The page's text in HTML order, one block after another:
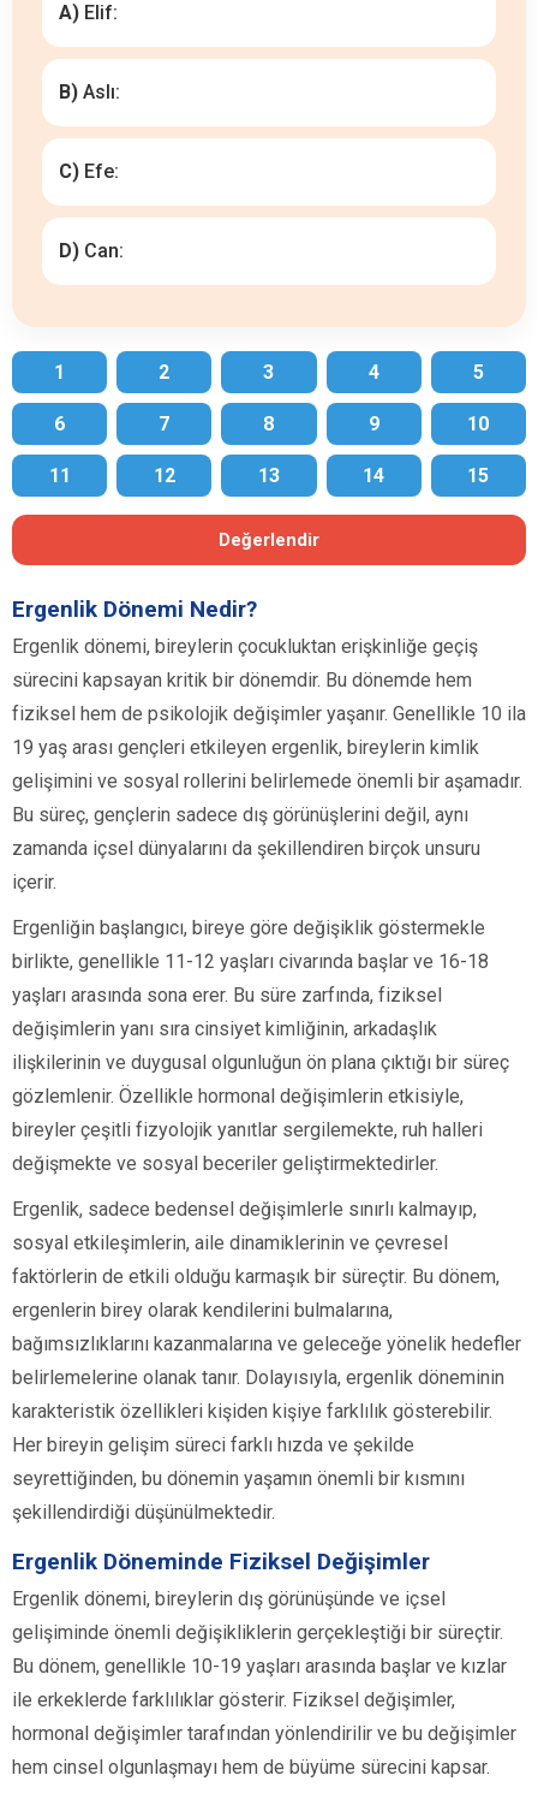
A) Elif:
B) Aslı:
C) Efe:
D) Can:
1 2 3 4 5
6 7 8 9 10
11 12 13 14 15
Değerlendir
Ergenlik Dönemi Nedir?
Ergenlik dönemi, bireylerin çocukluktan erişkinliğe geçiş
sürecini kapsayan kritik bir dönemdir. Bu dönemde hem
fiziksel hem de psikolojik değişimler yaşanır. Genellikle 10 ila
19 yaş arası gençleri etkileyen ergenlik, bireylerin kimlik
gelişimini ve sosyal rollerini belirlemede önemli bir aşamadır.
Bu süreç, gençlerin sadece dış görünüşlerini değil, aynı
zamanda içsel dünyalarını da şekillendiren birçok unsuru
içerir.
Ergenliğin başlangıcı, bireye göre değişiklik göstermekle
birlikte, genellikle 11-12 yaşları civarında başlar ve 16-18
yaşları arasında sona erer. Bu süre zarfında, fiziksel
değişimlerin yanı sıra cinsiyet kimliğinin, arkadaşlık
ilişkilerinin ve duygusal olgunluğun ön plana çıktığı bir süreç
gözlemlenir. Özellikle hormonal değişimlerin etkisiyle,
bireyler çeşitli fizyolojik yanıtlar sergilemekte, ruh halleri
değişmekte ve sosyal beceriler geliştirmektedirler.
Ergenlik, sadece bedensel değişimlerle sınırlı kalmayıp,
sosyal etkileşimlerin, aile dinamiklerinin ve çevresel
faktörlerin de etkili olduğu karmaşık bir süreçtir. Bu dönem,
ergenlerin birey olarak kendilerini bulmalarına,
bağımsızlıklarını kazanmalarına ve geleceğe yönelik hedefler
belirlemelerine olanak tanır. Dolayısıyla, ergenlik döneminin
karakteristik özellikleri kişiden kişiye farklılık gösterebilir.
Her bireyin gelişim süreci farklı hızda ve şekilde
seyrettiğinden, bu dönemin yaşamın önemli bir kısmını
şekillendirdiği düşünülmektedir.
Ergenlik Döneminde Fiziksel Değişimler
Ergenlik dönemi, bireylerin dış görünüşünde ve içsel
gelişiminde önemli değişikliklerin gerçekleştiği bir süreçtir.
Bu dönem, genellikle 10-19 yaşları arasında başlar ve kızlar
ile erkeklerde farklılıklar gösterir. Fiziksel değişimler,
hormonal değişimler tarafından yönlendirilir ve bu değişimler
hem cinsel olgunlaşmayı hem de büyüme sürecini kapsar.